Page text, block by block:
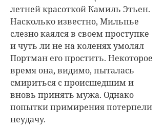
летней красоткой Камиль Этьен.
Насколько известно, Мильпье
слезно каялся в своем проступке
и чуть ли не на коленях умолял
Портман его простить. Некоторое
время она, видимо, пыталась
смириться с происшедшим и
вновь принять мужа. Однако
попытки примирения потерпели
неудачу.